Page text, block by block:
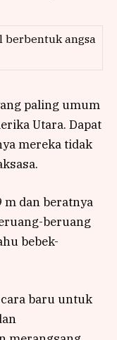
berbentuk angsa
paling umum
Utara. Dapat
mereka tidak
m dan beratnya
beruang
bebek-
baru untuk